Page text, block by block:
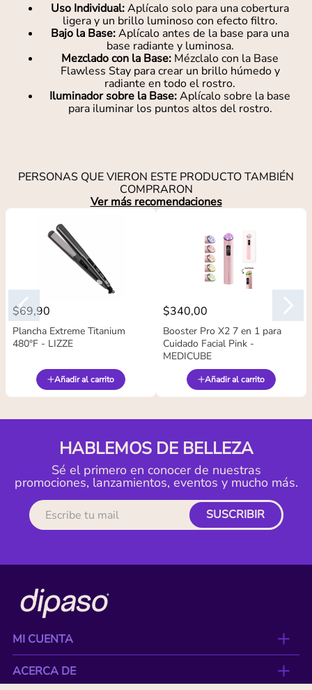
Uso Individual:Aplícalo solo para una cobertura
ligera y un brillo luminoso con efecto filtro.
Bajo la Base:Aplícalo antes de la base para una
base radiante y luminosa.
Mezclado con la Base: Mézclalo con la Base
Flawless Stay para crear un brillo húmedo y
radiante en todo el rostro.
Iluminador sobre la Base:Aplícalo sobre la base
para iluminar los puntos altos del rostro.
PERSONAS QUE VIERON ESTE PRODUCTO TAMBIÉN
COMPRARON
Ver más recomendaciones
$69,90
Plancha Extreme Titanium
480°F - LIZZE
Añadir al carrito
$340,00
Booster Pro X2 7 en 1 para
Cuidado Facial Pink -
MEDICUBE
Añadir al carrito
HABLEMOS DE BELLEZA
Sé el primero en conocer de nuestras
promociones, lanzamientos, eventos y mucho más.
SUSCRIBIR
MI CUENTA
ACERCA DE